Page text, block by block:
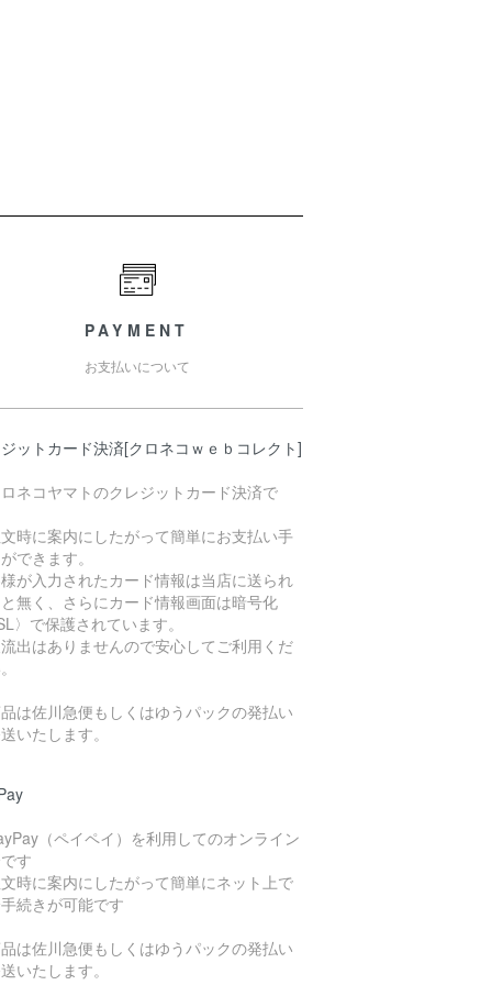
PAYMENT
お支払いについて
ットカード決済[クロネコｗｅｂコレクト]
ネコヤマトのクレジットカード決済で
時に案内にしたがって簡単にお支払い手
できます。
が入力されたカード情報は当店に送られ
無く、さらにカード情報画面は暗号化
〉で保護されています。
出はありませんので安心してご利用くだ
は佐川急便もしくはゆうパックの発払い
いたします。
（ペイペイ）を利用してのオンライン
す
時に案内にしたがって簡単にネット上で
続きが可能です
は佐川急便もしくはゆうパックの発払い
いたします。